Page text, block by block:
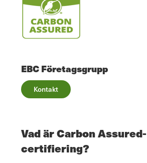
EBC Företagsgrupp
Kontakt
Vad är Carbon Assured-
certifiering?